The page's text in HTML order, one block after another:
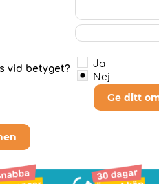
vid betyget?
Ja
Nej
Ge ditt